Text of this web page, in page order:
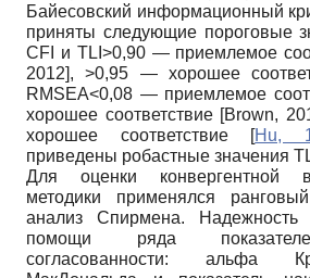
Байесовский информационный
приняты следующие пороговые
CFI и TLI>0,90 — приемлемое
2012], >0,95 — хорошее
RMSEA<0,08 — приемлемое
хорошее соответствие [Brown,
хорошее соответствие
[Hu,
приведены робастные значения
Для оценки конвергентной
методики применялся
анализ Спирмена. Надежность
помощи ряда
согласованности: альфа